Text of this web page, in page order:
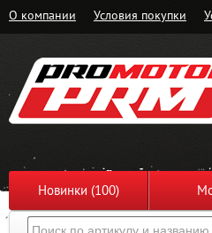
О компании Условия покупки
Новинки (100)